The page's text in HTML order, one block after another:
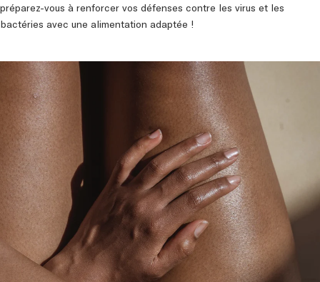
préparez-vous à renforcer vos défenses contre les virus et les
bactéries avec une alimentation adaptée !